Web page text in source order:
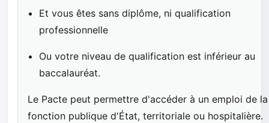
Et vous êtes sans diplôme, ni qualification
professionnelle
Ou votre niveau de qualification est inférieur au
baccalauréat.
Le Pacte peut permettre d'accéder à un emploi de la
fonction publique d'État, territoriale ou hospitalière.